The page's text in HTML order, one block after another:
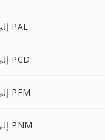
WPG إلى PAL
WPG إلى PCD
WPG إلى PFM
WPG إلى PNM